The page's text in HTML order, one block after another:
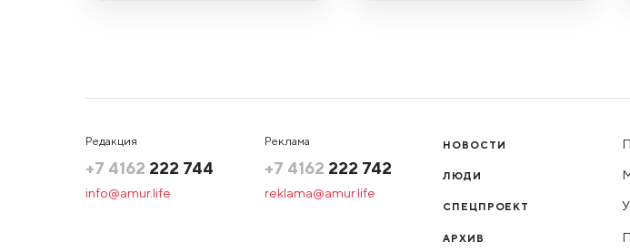
Редакция
+7 4162 222 744
info@amur.life
Реклама
+7 4162 222 742
reklama@amur.life
НОВОСТИ
ЛЮДИ
СПЕЦПРОЕКТ
АРХИВ